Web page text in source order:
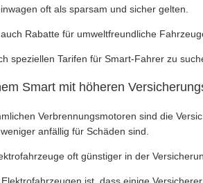
oft als sparsam und sicher gelten.
Rabatte für umweltfreundliche
speziellen Tarifen für Smart-Fahrer zu
Smart mit höheren
Verbrennungsmotoren sind die
anfällig für Schäden sind.
oft günstiger in der
ist, dass einige